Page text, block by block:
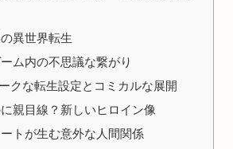
異世界転生
ム内の不思議な繋がり
クな転生設定とコミカルな展開
親目線？新しいヒロイン像
トが生む意外な人間関係